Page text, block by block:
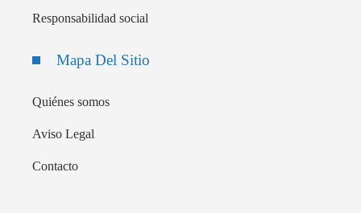
Responsabilidad social
Mapa Del Sitio
Quiénes somos
Aviso Legal
Contacto